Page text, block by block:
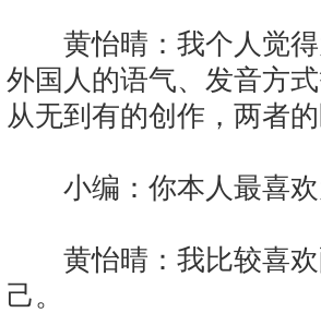
黄怡晴：我个人觉得
外国人的语气、发音方
从无到有的创作，两者
小编：你本人最喜欢
黄怡晴：我比较喜欢
己。